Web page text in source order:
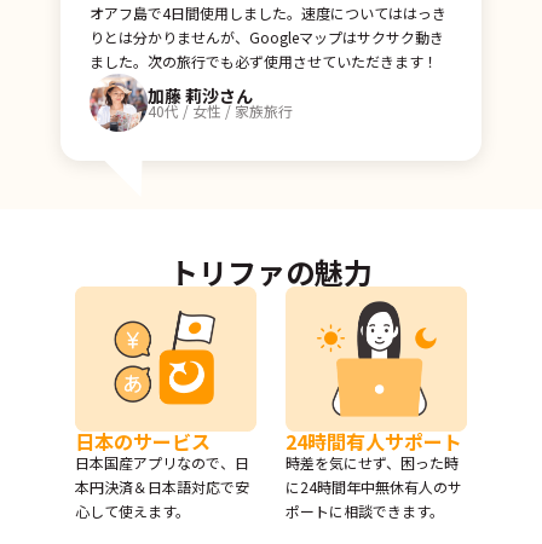
オアフ島で4日間使用しました。速度についてははっき
りとは分かりませんが、Googleマップはサクサク動き
ました。次の旅行でも必ず使用させていただきます！
加藤 莉沙さん
40代 / 女性 / 家族旅行
トリファの魅力
日本のサービス
日本国産アプリなので、日
本円決済＆日本語対応で安
心して使えます。
24時間有人サポート
時差を気にせず、困った時
に24時間年中無休有人のサ
ポートに相談できます。